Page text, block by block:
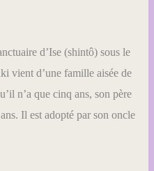
d’Ise (shintô) sous le
vient d’une famille aisée de
n’a que cinq ans, son père
Il est adopté par son oncle